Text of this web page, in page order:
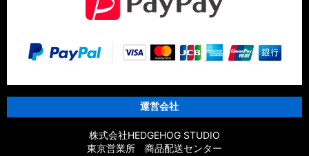
運営会社
株式会社HEDGEHOG STUDIO
東京営業所 商品配送センター